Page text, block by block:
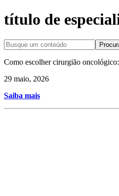
título de
Como escolher cirurgião
29 maio, 2026
Saiba mais